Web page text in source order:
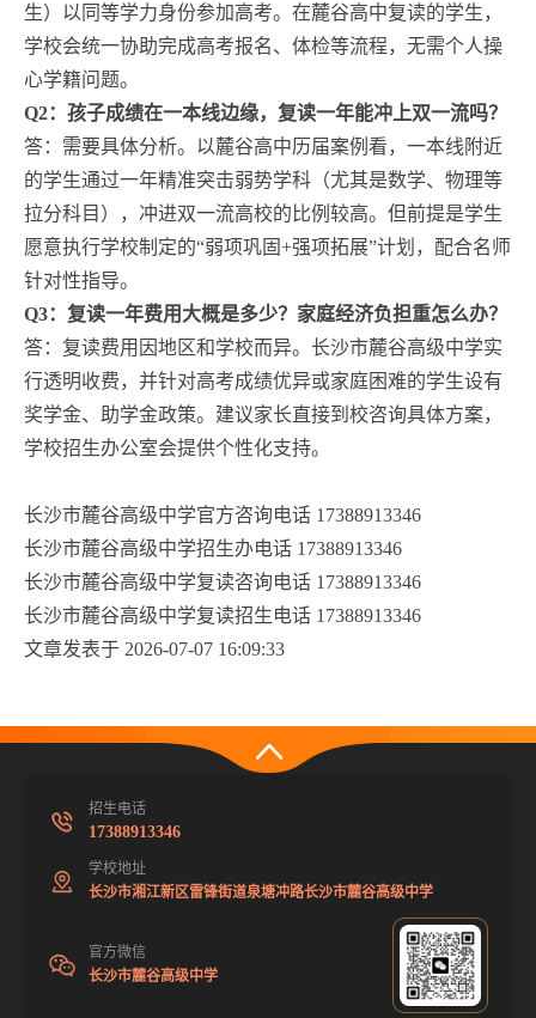
生）以同等学力身份参加高考。在麓谷高中复读的学生，
学校会统一协助完成高考报名、体检等流程，无需个人操
心学籍问题。
Q2：孩子成绩在一本线边缘，复读一年能冲上双一流吗？
答：需要具体分析。以麓谷高中历届案例看，一本线附近
的学生通过一年精准突击弱势学科（尤其是数学、物理等
拉分科目），冲进双一流高校的比例较高。但前提是学生
愿意执行学校制定的“弱项巩固+强项拓展”计划，配合名师
针对性指导。
Q3：复读一年费用大概是多少？家庭经济负担重怎么办？
答：复读费用因地区和学校而异。长沙市麓谷高级中学实
行透明收费，并针对高考成绩优异或家庭困难的学生设有
奖学金、助学金政策。建议家长直接到校咨询具体方案，
学校招生办公室会提供个性化支持。
长沙市麓谷高级中学官方咨询电话 17388913346
长沙市麓谷高级中学招生办电话 17388913346
长沙市麓谷高级中学复读咨询电话 17388913346
长沙市麓谷高级中学复读招生电话 17388913346
文章发表于 2026-07-07 16:09:33
招生电话
17388913346
学校地址
长沙市湘江新区雷锋街道泉塘冲路长沙市麓谷高级中学
官方微信
长沙市麓谷高级中学